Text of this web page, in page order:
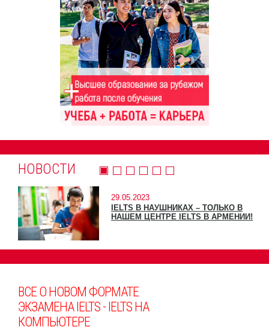
НОВОСТИ
29.05.2023
IELTS В НАУШНИКАХ – ТОЛЬКО В
НАШЕМ ЦЕНТРЕ IELTS В АРМЕНИИ!
ВСЕ О НОВОМ ФОРМАТЕ
ЭКЗАМЕНА IELTS - IELTS НА
КОМПЬЮТЕРЕ